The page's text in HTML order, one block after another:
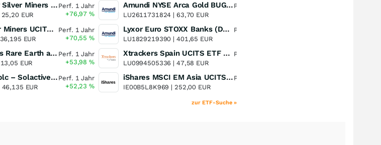
Amplify Junior Silver Miners ETF Junior Silver Miners ETF
25,20 EUR
Perf. 1 Jahr
+76,97%
Global X Silver Miners UCITS ETF
36,195 EUR
Perf. 1 Jahr
+70,55%
VanEck Vectors Rare Earth and Strategic Metals UCITS ETF
13,05 EUR
Perf. 1 Jahr
+53,98%
UBS (Irl) ETF plc – Solactive Global Pure Gold Miners UCITS ETF - A Dis USD o.N.
46,135 EUR
Perf. 1 Jahr
+52,23%
Amundi NYSE Arca Gold BUGS UCITS ETF Dist
LU2611731824 | 63,70 EUR
Perf. 1 Jahr
Lyxor Euro STOXX Banks (DR) UCITS ETF- Acc
LU1829219390 | 401,65 EUR
Perf. 1 Jahr
Xtrackers Spain UCITS ETF Distribution
LU0994505336 | 47,58 EUR
Perf. 1 Jahr
iShares MSCI EM Asia UCITS ETF
IE00B5L8K969 | 252,00 EUR
Perf. 1 Jahr
zur ETF-Suche »